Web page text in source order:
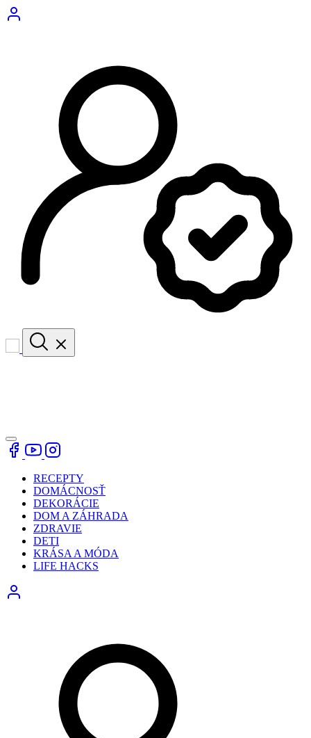
RECEPTY
DOMÁCNOSŤ
DEKORÁCIE
DOM A ZÁHRADA
ZDRAVIE
DETI
KRÁSA A MÓDA
LIFE HACKS